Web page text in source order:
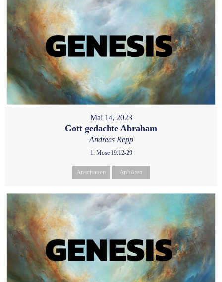
Mai 14, 2023
Gott gedachte Abraham
Andreas Repp
1. Mose 19:12-29
Anschauen Anhören